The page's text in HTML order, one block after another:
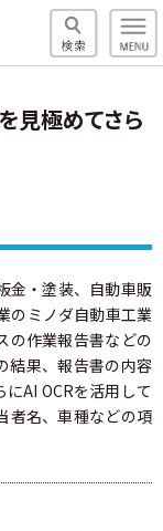
見極めてさら
金・塗装、自動車販
のミノダ自動車工業
の作業報告書などの
結果、報告書の内容
AI OCRを活用して
者名、車種などの項